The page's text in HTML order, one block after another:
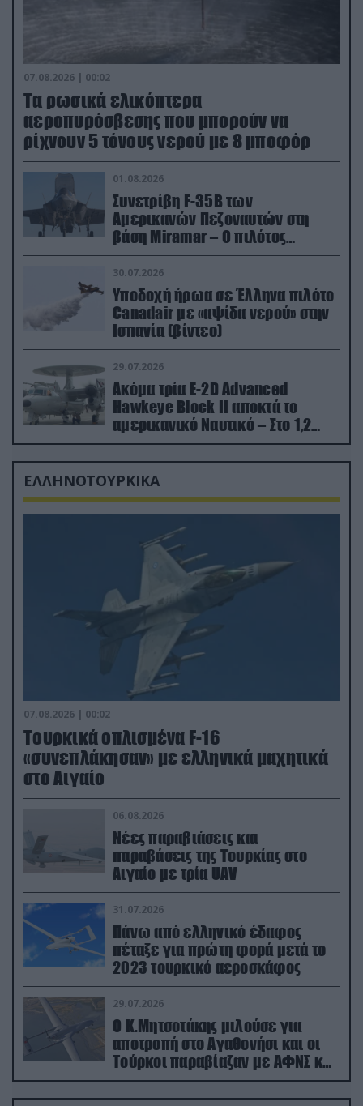
07.08.2026 | 00:02
Τα ρωσικά ελικόπτερα
αεροπυρόσβεσης που μπορούν να
ρίχνουν 5 τόνους νερού με 8 μποφόρ
01.08.2026
Συνετρίβη F-35B των
Αμερικανών Πεζοναυτών στη
βάση Miramar – Ο πιλότος
εκτινάχθηκε εγκαίρως
30.07.2026
Υποδοχή ήρωα σε Έλληνα πιλότο
Canadair με «αψίδα νερού» στην
Ισπανία (βίντεο)
29.07.2026
Ακόμα τρία E-2D Advanced
Hawkeye Block II αποκτά το
αμερικανικό Ναυτικό – Στο 1,2
δισ.δολάρια το κόστος
ΕΛΛΗΝΟΤΟΥΡΚΙΚΑ
07.08.2026 | 00:02
Τουρκικά οπλισμένα F-16
«συνεπλάκησαν» με ελληνικά μαχητικά
στο Αιγαίο
06.08.2026
Νέες παραβιάσεις και
παραβάσεις της Τουρκίας στο
Αιγαίο με τρία UAV
31.07.2026
Πάνω από ελληνικό έδαφος
πέταξε για πρώτη φορά μετά το
2023 τουρκικό αεροσκάφος
29.07.2026
Ο Κ.Μητσοτάκης μιλούσε για
αποτροπή στο Αγαθονήσι και οι
Τούρκοι παραβίαζαν με ΑΦΝΣ και
drone